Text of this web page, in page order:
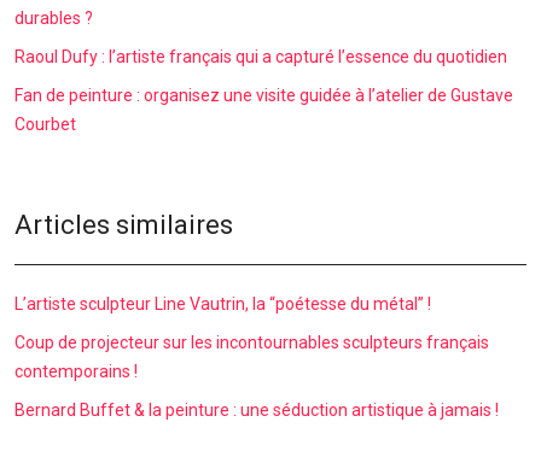
durables ?
Raoul Dufy : l’artiste français qui a capturé l’essence du quotidien
Fan de peinture : organisez une visite guidée à l’atelier de Gustave
Courbet
Articles similaires
L’artiste sculpteur Line Vautrin, la “poétesse du métal” !
Coup de projecteur sur les incontournables sculpteurs français
contemporains !
Bernard Buffet & la peinture : une séduction artistique à jamais !